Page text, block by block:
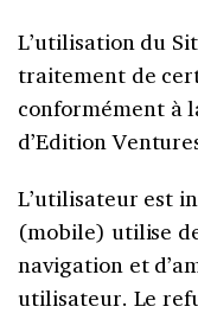
L’utilisation du
traitement de
conformément à
d’Edition
L’utilisateur est
(mobile) utilise
navigation et
utilisateur. Le